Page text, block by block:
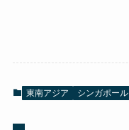
東南アジア シンガポール